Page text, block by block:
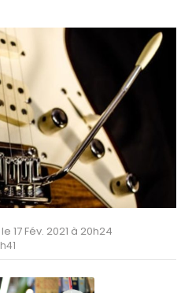
17 Fév. 2021 à 20h24